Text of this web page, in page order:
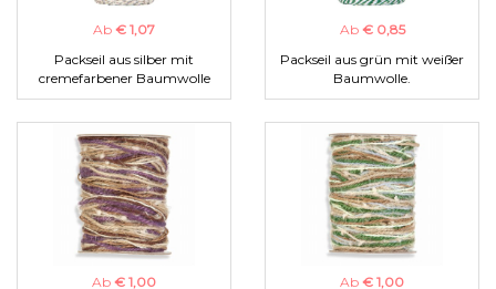
Ab € 1,07
Packseil aus silber mit
cremefarbener Baumwolle
Ab € 0,85
Packseil aus grün mit weißer
Baumwolle.
Ab € 1,00 Ab € 1,00